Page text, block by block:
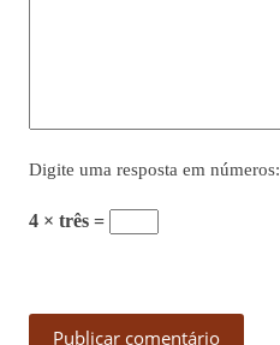
Digite uma resposta em números:
4 × três =
Publicar comentário